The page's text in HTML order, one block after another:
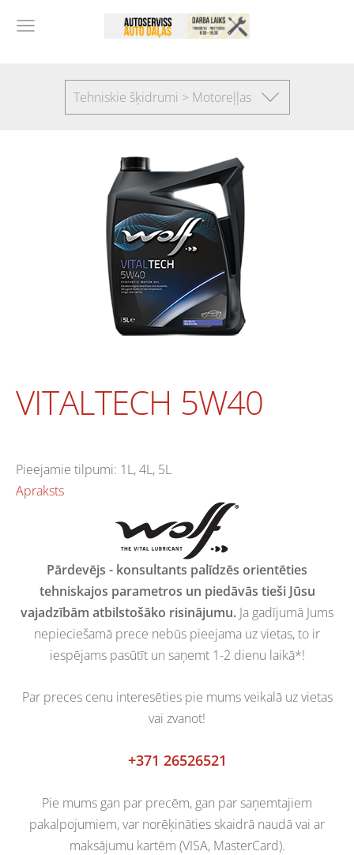
Tehniskie šķidrumi > Motoreļļas
Pārdevējs - konsultants palīdzēs orientēties
tehniskajos parametros un piedāvās tieši Jūsu
vajadzībām atbilstošāko risinājumu. Ja gadījumā Jums
nepieciešamā prece nebūs pieejama uz vietas, to ir
iespējams pasūtīt un saņemt 1-2 dienu laikā*!
Par preces cenu interesēties pie mums veikalā uz vietas
vai zvanot!
+371 26526521
Pie mums gan par precēm, gan par saņemtajiem
pakalpojumiem, var norēķināties skaidrā naudā vai ar
maksājumu kartēm (VISA, MasterCard).
VITALTECH 5W40
Pieejamie tilpumi: 1L, 4L, 5L
Apraksts